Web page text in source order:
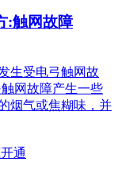
:触网故障
生受电弓触网故
网故障产生一些
烟气或焦糊味，并